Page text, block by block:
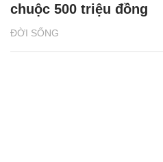
ĐỜI SỐNG
chuộc 500 triệu đồng